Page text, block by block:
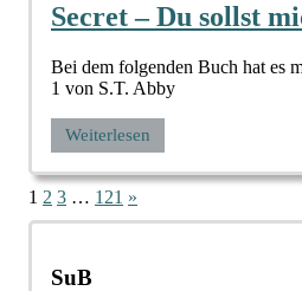
Secret – Du sollst
Bei dem folgenden Buch hat es
1 von S.T. Abby
Weiterlesen
Seitennummerierung
der
Beiträge
1 2 3 … 121 Nächste
Beiträge
»
SuB